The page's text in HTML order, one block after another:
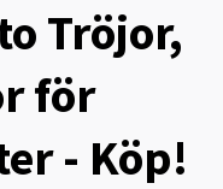
Tröjor,
för
- Köp!